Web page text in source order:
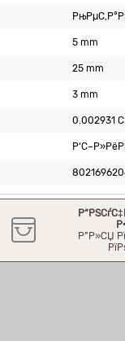
5 mm
25 mm
3 mm
0.002931
Р”Р»СЏ